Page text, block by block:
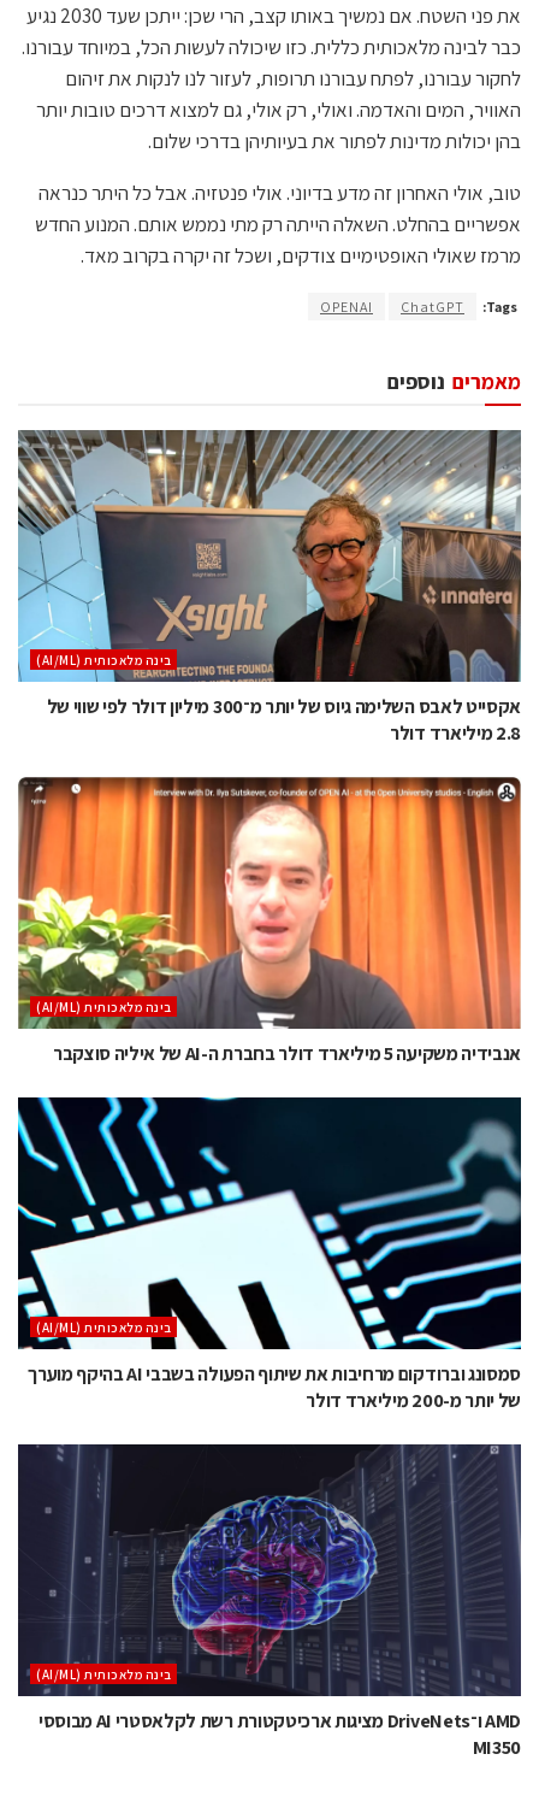
את פני השטח. אם נמשיך באותו קצב, הרי שכן: ייתכן שעד 2030 נגיע
כבר לבינה מלאכותית כללית. כזו שיכולה לעשות הכל, במיוחד עבורנו.
לחקור עבורנו, לפתח עבורנו תרופות, לעזור לנו לנקות את זיהום
האוויר, המים והאדמה. ואולי, רק אולי, גם למצוא דרכים טובות יותר
בהן יכולות מדינות לפתור את בעיותיהן בדרכי שלום.
טוב, אולי האחרון זה מדע בדיוני. אולי פנטזיה. אבל כל היתר כנראה
אפשריים בהחלט. השאלה הייתה רק מתי נממש אותם. המנוע החדש
מרמז שאולי האופטימיים צודקים, ושכל זה יקרה בקרוב מאד.
Tags:
ChatGPT
OPENAI
נוספים מאמרים
בינה מלאכותית (AI/ML)
אקסייט לאבס השלימה גיוס של יותר מ־300 מיליון דולר לפי שווי של
2.8 מיליארד דולר
בינה מלאכותית (AI/ML)
אנבידיה משקיעה 5 מיליארד דולר בחברת ה-AI של איליה סוצקבר
בינה מלאכותית (AI/ML)
סמסונג וברודקום מרחיבות את שיתוף הפעולה בשבבי AI בהיקף מוערך
של יותר מ-200 מיליארד דולר
בינה מלאכותית (AI/ML)
AMD ו־DriveNets מציגות ארכיטקטורת רשת לקלאסטרי AI מבוססי
MI350